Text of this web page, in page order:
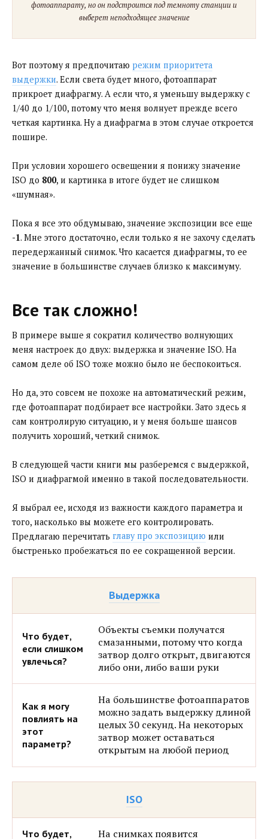
фотоаппарату, но он подстроится под темноту станции и
выберет неподходящее значение
Вот поэтому я предпочитаю режим приоритета
выдержки. Если света будет много, фотоаппарат
прикроет диафрагму. А если что, я уменьшу выдержку с
1/40 до 1/100, потому что меня волнует прежде всего
четкая картинка. Ну а диафрагма в этом случае откроется
пошире.
При условии хорошего освещении я понижу значение
ISO до 800, и картинка в итоге будет не слишком
«шумная».
Пока я все это обдумываю, значение экспозиции все еще
-1. Мне этого достаточно, если только я не захочу сделать
передержанный снимок. Что касается диафрагмы, то ее
значение в большинстве случаев близко к максимуму.
Все так сложно!
В примере выше я сократил количество волнующих
меня настроек до двух: выдержка и значение ISO. На
самом деле об ISO тоже можно было не беспокоиться.
Но да, это совсем не похоже на автоматический режим,
где фотоаппарат подбирает все настройки. Зато здесь я
сам контролирую ситуацию, и у меня больше шансов
получить хороший, четкий снимок.
В следующей части книги мы разберемся с выдержкой,
ISO и диафрагмой именно в такой последовательности.
Я выбрал ее, исходя из важности каждого параметра и
того, насколько вы можете его контролировать.
Предлагаю перечитать главу про экспозицию или
быстренько пробежаться по ее сокращенной версии.
Выдержка
Объекты съемки получатся
смазанными, потому что когда
затвор долго открыт, двигаются
либо они, либо ваши руки
На большинстве фотоаппаратов
можно задать выдержку длиной
целых 30 секунд. На некоторых
затвор может оставаться
открытым на любой период
ISO
На снимках появится